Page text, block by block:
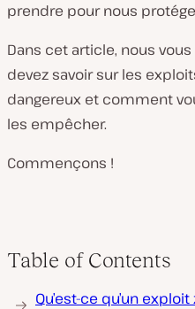
prendre pour nous
Dans cet article, nous
devez savoir sur les
dangereux et comment
les empêcher.
Commençons !
Table of Contents
Qu’est-ce qu’un